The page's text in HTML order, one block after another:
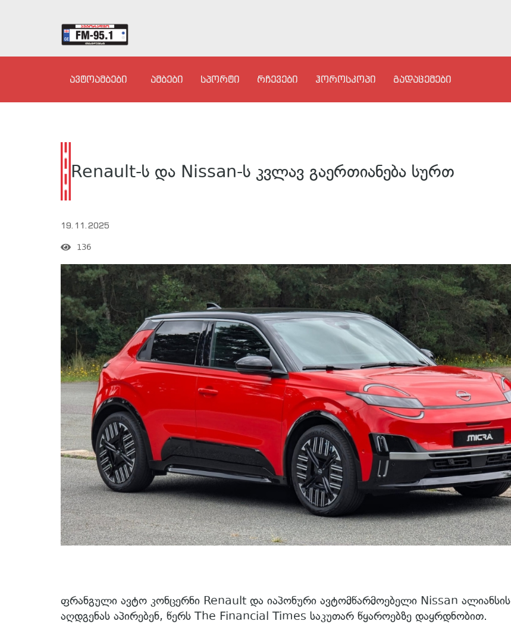
ავტოამბები ამბები სპორტი რჩევები ჰოროსკოპი გადაცემები
Renault-ს და Nissan-ს კვლავ გაერთიანება სურთ
19.11.2025
136
ფრანგული ავტო კონცერნი Renault და იაპონური ავტომწარმოებელი Nissan ალიანსის
აღდგენას აპირებენ, წერს The Financial Times საკუთარ წყაროებზე დაყრდნობით.